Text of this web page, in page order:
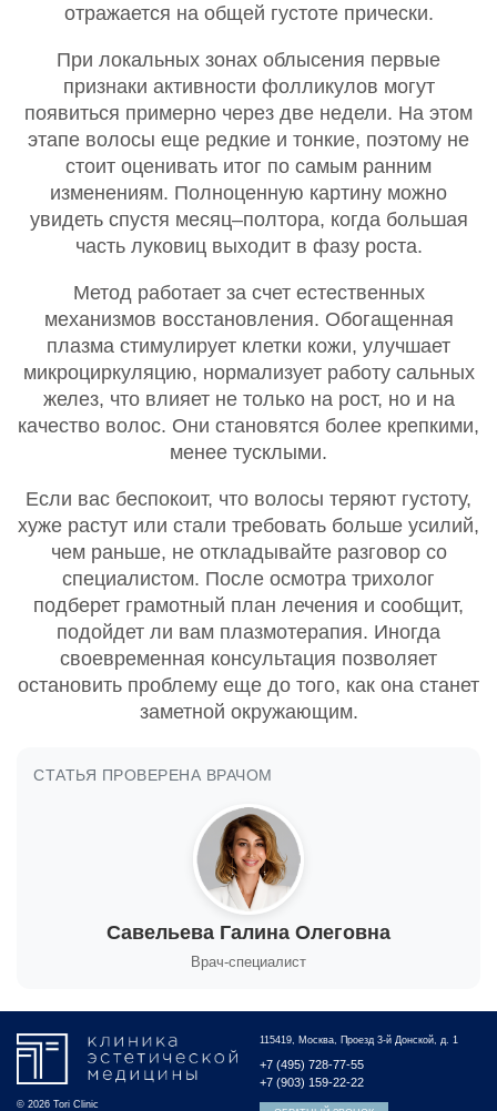
отражается на общей густоте прически.
При локальных зонах облысения первые
признаки активности фолликулов могут
появиться примерно через две недели. На этом
этапе волосы еще редкие и тонкие, поэтому не
стоит оценивать итог по самым ранним
изменениям. Полноценную картину можно
увидеть спустя месяц–полтора, когда большая
часть луковиц выходит в фазу роста.
Метод работает за счет естественных
механизмов восстановления. Обогащенная
плазма стимулирует клетки кожи, улучшает
микроциркуляцию, нормализует работу сальных
желез, что влияет не только на рост, но и на
качество волос. Они становятся более крепкими,
менее тусклыми.
Если вас беспокоит, что волосы теряют густоту,
хуже растут или стали требовать больше усилий,
чем раньше, не откладывайте разговор со
специалистом. После осмотра трихолог
подберет грамотный план лечения и сообщит,
подойдет ли вам плазмотерапия. Иногда
своевременная консультация позволяет
остановить проблему еще до того, как она станет
заметной окружающим.
СТАТЬЯ ПРОВЕРЕНА ВРАЧОМ
Савельева Галина Олеговна
Врач-специалист
© 2026 Tori Clinic
115419, Москва, Проезд 3-й Донской, д. 1
+7 (495) 728-77-55
+7 (903) 159-22-22